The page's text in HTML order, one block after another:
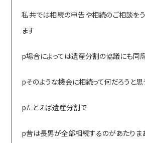
私共では相続の申告や相続のご相談を
ます
p場合によっては遺産分割の協議にも同
pそのような機会に相続って何だろうと思
pたとえば遺産分割で
p昔は長男が全部相続するのがあたりま